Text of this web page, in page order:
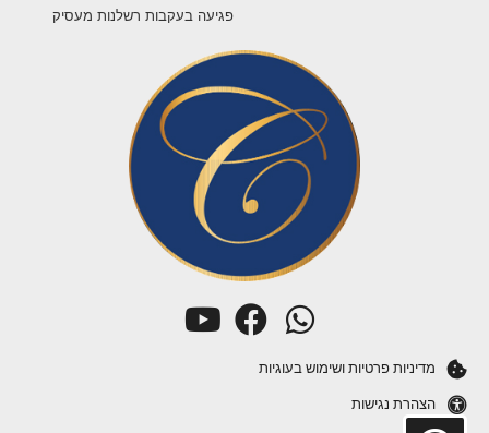
פגיעה בעקבות רשלנות מעסיק
מדיניות פרטיות ושימוש בעוגיות
הצהרת נגישות